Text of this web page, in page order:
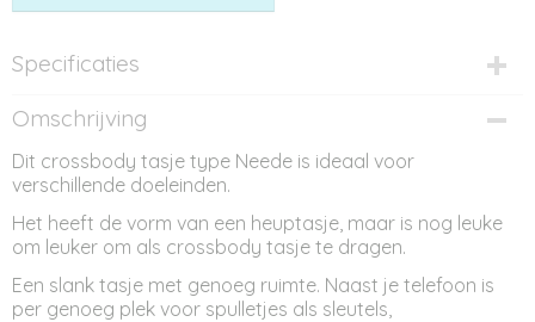
Specificaties
Productcode
AT12118
Afmetingen (l,b,h)
28 x 0 x 16 cm
Omschrijving
Dit crossbody tasje type Neede is ideaal voor
verschillende doeleinden.
Het heeft de vorm van een heuptasje, maar is nog leuke
om leuker om als crossbody tasje te dragen.
Een slank tasje met genoeg ruimte. Naast je telefoon is
per genoeg plek voor spulletjes als sleutels,